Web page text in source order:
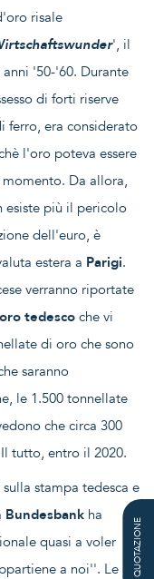
risale
', il
'50-'60. Durante
di forti riserve
ferro, era considerato
l'oro poteva essere
Da allora,
esiste più il pericolo
dell'euro, è
estera a Parigi.
verranno riportate
tedescoche vi
di oro che sono
saranno
le 1.500 tonnellate
che circa 300
tutto, entro il 2020.
stampa tedesca e
Bundesbank ha
quasi a voler
a noi''. Le
QUOTAZIONE